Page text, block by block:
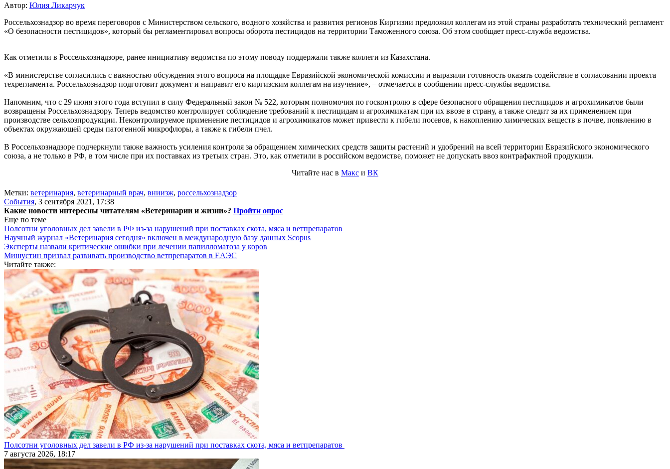
Автор: Юлия Ликарчук
Россельхознадзор во время переговоров с Министерством сельского, водного хозяйства и развития регионов Киргизии предложил коллегам из этой страны разработать технический регламент
«О безопасности пестицидов», который бы регламентировал вопросы оборота пестицидов на территории Таможенного союза. Об этом сообщает пресс-служба ведомства.
Как отметили в Россельхознадзоре, ранее инициативу ведомства по этому поводу поддержали также коллеги из Казахстана.
«В министерстве согласились с важностью обсуждения этого вопроса на площадке Евразийской экономической комиссии и выразили готовность оказать содействие в согласовании проекта
техрегламента. Россельхознадзор подготовит документ и направит его киргизским коллегам на изучение», – отмечается в сообщении пресс-службы ведомства.
Напомним, что с 29 июня этого года вступил в силу Федеральный закон № 522, которым полномочия по госконтролю в сфере безопасного обращения пестицидов и агрохимикатов были
возвращены Россельхознадзору. Теперь ведомство контролирует соблюдение требований к пестицидам и агрохимикатам при их ввозе в страну, а также следит за их применением при
производстве сельхозпродукции. Неконтролируемое применение пестицидов и агрохимикатов может привести к гибели посевов, к накоплению химических веществ в почве, появлению в
объектах окружающей среды патогенной микрофлоры, а также к гибели пчел.
В Россельхознадзоре подчеркнули также важность усиления контроля за обращением химических средств защиты растений и удобрений на всей территории Евразийского экономического
союза, а не только в РФ, в том числе при их поставках из третьих стран. Это, как отметили в российском ведомстве, поможет не допускать ввоз контрафактной продукции.
Читайте нас в Макс и ВК
Метки: ветеринария, ветеринарный врач, вниизж, россельхознадзор
События, 3 сентября 2021, 17:38
Какие новости интересны читателям «Ветеринарии и жизни»? Пройти опрос
Еще по теме
Полсотни уголовных дел завели в РФ из-за нарушений при поставках скота, мяса и ветпрепаратов
Научный журнал «Ветеринария сегодня» включен в международную базу данных Scopus
Эксперты назвали критические ошибки при лечении папилломатоза у коров
Мишустин призвал развивать производство ветпрепаратов в ЕАЭС
Читайте также:
Полсотни уголовных дел завели в РФ из-за нарушений при поставках скота, мяса и ветпрепаратов
7 августа 2026, 18:17